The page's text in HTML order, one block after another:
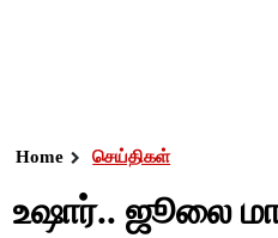
Home செய்திகள்
உஷார்.. ஜூலை